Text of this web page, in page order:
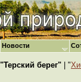
"Терский берег" | "
Новости